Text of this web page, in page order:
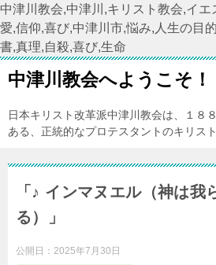
中津川教会,中津川,キリスト教会,イエ
愛,信仰,喜び,中津川市,悩み,人生の目
書,真理,自殺,喜び,生命
中津川教会へようこそ！
日本キリスト改革派中津川教会は、１８
ある、正統的なプロテスタントのキリスト
「♪ インマヌエル（神は我
る）」
公開日： 2025年7月30日